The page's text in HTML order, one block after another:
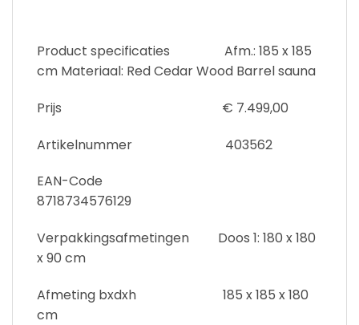
Product specificaties Afm.: 185 x 185
cm Materiaal: Red Cedar Wood Barrel sauna
Prijs € 7.499,00
Artikelnummer 403562
EAN-Code
8718734576129
Verpakkingsafmetingen Doos 1: 180 x 180
x 90 cm
Afmeting bxdxh 185 x 185 x 180
cm